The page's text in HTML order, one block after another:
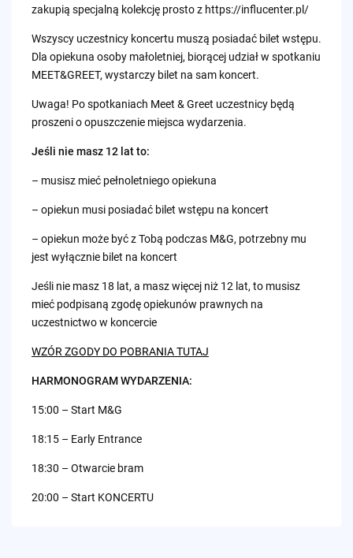
zakupią specjalną kolekcję prosto z https://influcenter.pl/
Wszyscy uczestnicy koncertu muszą posiadać bilet wstępu.
Dla opiekuna osoby małoletniej, biorącej udział w spotkaniu
MEET&GREET, wystarczy bilet na sam koncert.
Uwaga! Po spotkaniach Meet & Greet uczestnicy będą
proszeni o opuszczenie miejsca wydarzenia.
Jeśli nie masz 12 lat to:
– musisz mieć pełnoletniego opiekuna
– opiekun musi posiadać bilet wstępu na koncert
– opiekun może być z Tobą podczas M&G, potrzebny mu
jest wyłącznie bilet na koncert
Jeśli nie masz 18 lat, a masz więcej niż 12 lat, to musisz
mieć podpisaną zgodę opiekunów prawnych na
uczestnictwo w koncercie
WZÓR ZGODY DO POBRANIA TUTAJ
HARMONOGRAM WYDARZENIA:
15:00 – Start M&G
18:15 – Early Entrance
18:30 – Otwarcie bram
20:00 – Start KONCERTU